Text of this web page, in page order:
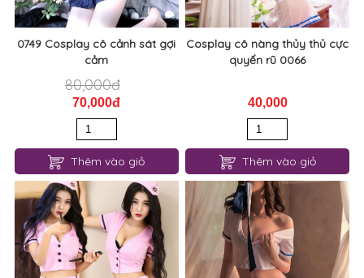
0749 Cosplay cô cảnh sát gợi
cảm
80,000đ
70,000đ
Thêm vào giỏ
Cosplay cô nàng thủy thủ cực
quyến rũ 0066
40,000
Thêm vào giỏ